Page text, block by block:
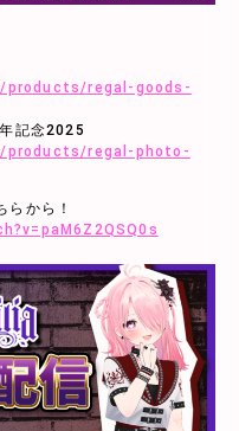
regal-goods-
記念2025
regal-photo-
らから！